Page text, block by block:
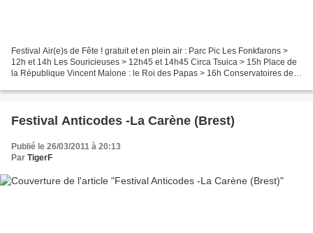
Festival Air(e)s de Fête ! gratuit et en plein air : Parc Pic Les Fonkfarons >
12h et 14h Les Souricieuses > 12h45 et 14h45 Circa Tsuica > 15h Place de
la République Vincent Malone : le Roi des Papas > 16h Conservatoires de
Festival Anticodes -La Carène (Brest)
Publié le 26/03/2011 à 20:13
Par TigerF